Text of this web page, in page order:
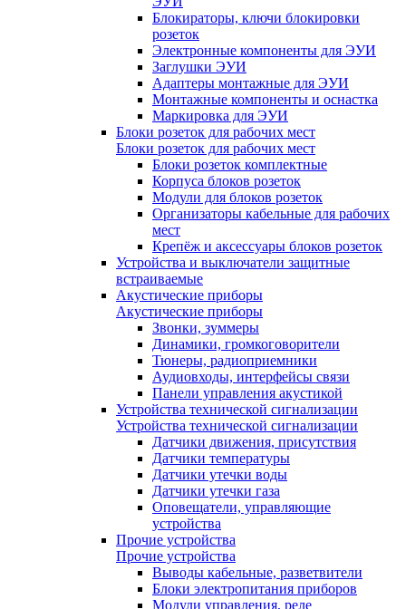
Блокираторы, ключи блокировки
розеток
Электронные компоненты для ЭУИ
Заглушки ЭУИ
Адаптеры монтажные для ЭУИ
Монтажные компоненты и оснастка
Маркировка для ЭУИ
Блоки розеток для рабочих мест
Блоки розеток для рабочих мест
Блоки розеток комплектные
Корпуса блоков розеток
Модули для блоков розеток
Организаторы кабельные для рабочих
мест
Крепёж и аксессуары блоков розеток
Устройства и выключатели защитные
встраиваемые
Акустические приборы
Акустические приборы
Звонки, зуммеры
Динамики, громкоговорители
Тюнеры, радиоприемники
Аудиовходы, интерфейсы связи
Панели управления акустикой
Устройства технической сигнализации
Устройства технической сигнализации
Датчики движения, присутствия
Датчики температуры
Датчики утечки воды
Датчики утечки газа
Оповещатели, управляющие
устройства
Прочие устройства
Прочие устройства
Выводы кабельные, разветвители
Блоки электропитания приборов
Модули управления, реле